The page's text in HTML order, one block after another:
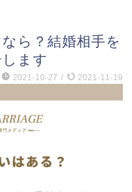
ら？結婚相手を
ます
2021-10-27 / 2021-11-19